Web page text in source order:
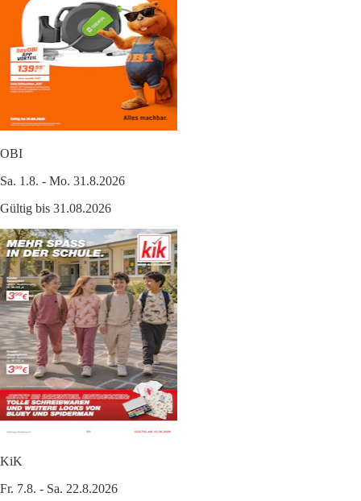
OBI
Sa. 1.8. - Mo. 31.8.2026
Gültig bis 31.08.2026
KiK
Fr. 7.8. - Sa. 22.8.2026